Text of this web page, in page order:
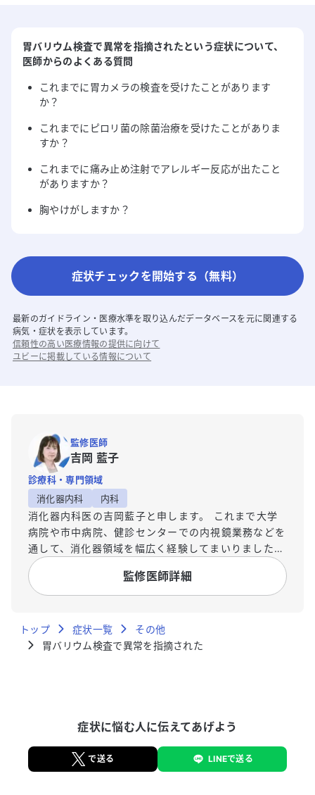
胃バリウム検査で異常を指摘されたという症状について、
医師からのよくある質問
これまでに胃カメラの検査を受けたことがあります
か？
これまでにピロリ菌の除菌治療を受けたことがありま
すか？
これまでに痛み止め注射でアレルギー反応が出たこと
がありますか？
胸やけがしますか？
症状チェックを開始する（無料）
最新のガイドライン・医療水準を取り込んだデータベースを元に関連する
病気・症状を表示しています。
信頼性の高い医療情報の提供に向けて
ユビーに掲載している情報について
監修医師
吉岡 藍子
診療科・専門領域
消化器内科
内科
消化器内科医の吉岡藍子と申します。 これまで大学
病院や市中病院、健診センターでの内視鏡業務などを
通して、消化器領域を幅広く経験してまいりました。
診療の現場では、専門的な用語や複雑な病状の説明
に、患者様が戸惑いや不安を感じる場面に何度も出会
いました。医療機関で提供される膨大な情報を前に、
自身の病気や体、そして健康について、一人でも多く
の方が正しく理解できる環境を作りたいという想いか
新潟県内外の市中病院、大学病院で勤務。 新潟大学
得。 2022年からユビーに入社し、横浜市で健診内視
鏡診療を兼務。
監修医師詳細
トップ 症状一覧
その他
胃バリウム検査で異常を指摘された
症状に悩む人に伝えてあげよう
で送る LINEで送る